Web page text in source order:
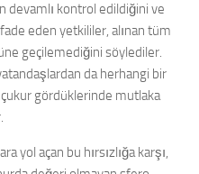
devamlı kontrol edildiğini ve
ifade eden yetkililer, alınan tüm
geçilemediğini söylediler.
da herhangi bir
çukur gördüklerinde mutlaka
yol açan bu hırsızlığa karşı,